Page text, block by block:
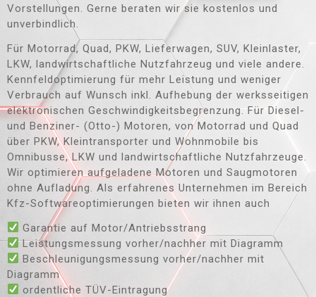
Vorstellungen. Gerne beraten wir sie kostenlos und
unverbindlich.
Für Motorrad, Quad, PKW, Lieferwagen, SUV, Kleinlaster,
LKW, landwirtschaftliche Nutzfahrzeug und viele andere.
Kennfeldoptimierung für mehr Leistung und weniger
Verbrauch auf Wunsch inkl. Aufhebung der werksseitigen
elektronischen Geschwindigkeitsbegrenzung. Für Diesel-
und Benziner- (Otto-) Motoren, von Motorrad und Quad
über PKW, Kleintransporter und Wohnmobile bis
Omnibusse, LKW und landwirtschaftliche Nutzfahrzeuge.
Wir optimieren aufgeladene Motoren und Saugmotoren
ohne Aufladung. Als erfahrenes Unternehmen im Bereich
Kfz-Softwareoptimierungen bieten wir ihnen auch
Garantie auf Motor/Antriebsstrang
Leistungsmessung vorher/nachher mit Diagramm
Beschleunigungsmessung vorher/nachher mit
Diagramm
ordentliche TÜV-Eintragung